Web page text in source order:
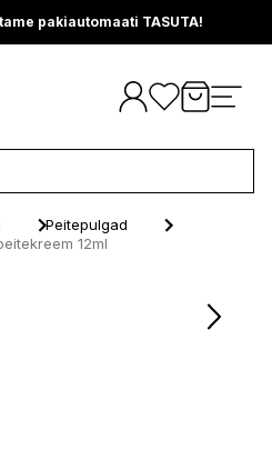
pakiautomaati TASUTA!
Peitepulgad
12ml